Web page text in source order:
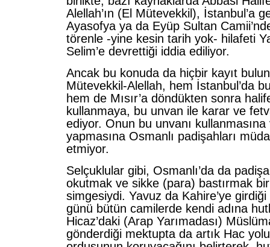
Alellah’ın (El Mütevekkil), İstanbul’a
Ayasofya ya da Eyüp Sultan
törenle -yine kesin tarih yok- hilafeti
Selim’e devrettiği iddia ediliyor.
Ancak bu konuda da hiçbir kayıt
Mütevekkil-Alellah, hem İstanbul’da
hem de Mısır’a döndükten sonra
kullanmaya, bu unvan ile karar ve
ediyor. Onun bu unvanı
yapmasına Osmanlı padişahları
etmiyor.
Selçuklular gibi, Osmanlı’da da
okutmak ve sikke (para) bastırmak
simgesiydi. Yavuz da Kahire’ye
günü bütün camilerde kendi adına
Hicaz’daki (Arap Yarımadası)
gönderdiği mektupta da artık Hac